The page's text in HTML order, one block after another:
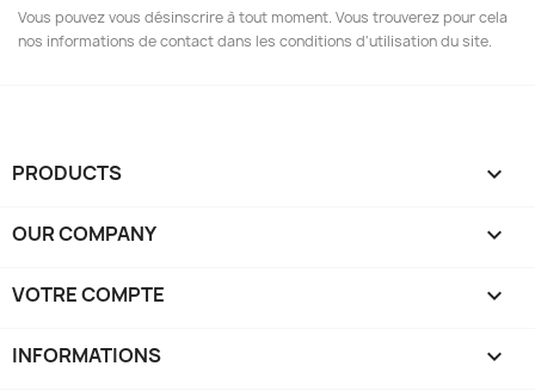
Vous pouvez vous désinscrire à tout moment. Vous trouverez pour cela
nos informations de contact dans les conditions d'utilisation du site.
PRODUCTS 
OUR COMPANY 
VOTRE COMPTE 
INFORMATIONS keyboard_arrow_down